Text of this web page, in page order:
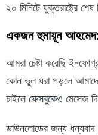
২০ মিনিটে যুক্তরাষ্ট্রে
একজন হুমায়ূন
আমরা চেষ্টা করেছি
কোন ভুল ধরা পড়লে
চাইলে ফেসবুকেও মেসেজ
ডাউনলোডের জন্য